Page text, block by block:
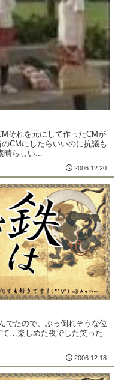
それを元にして作ったCMが
CMにしたらいいのに抗議も
らしい...
2006.12.20
でたので、ぶっ倒れそうな位
…楽しめた夜でした笑った
2006.12.18